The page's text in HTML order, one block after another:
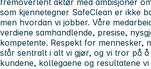
fremoverlent aktør med ambisjoner
som kjennetegner SafeClean er ikke
men hvordan vi jobber. Våre
verdiene samhandlende, presise,
kompetente. Respekt for mennesker,
står sentralt i alt vi gjør, og vi tror på
kundene, kollegaene og resultatene vi